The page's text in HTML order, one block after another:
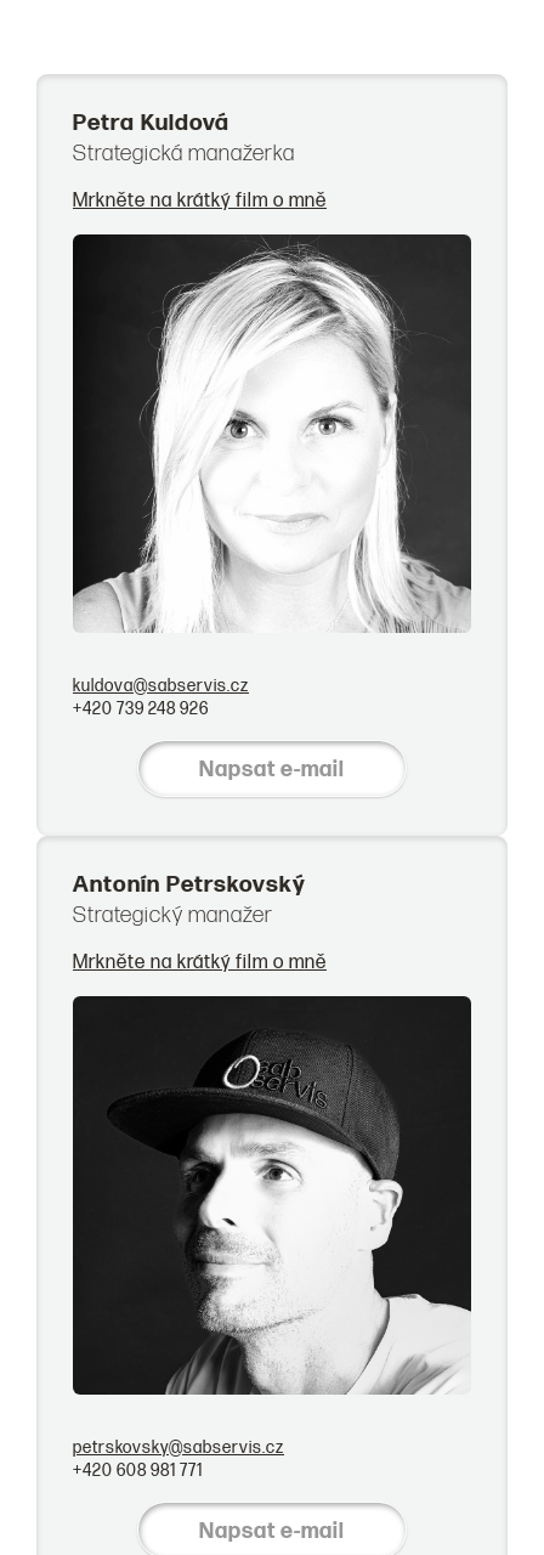
Petra Kuldová
Strategická manažerka
Mrkněte na krátký film o mně
kuldova@sabservis.cz
+420 739 248 926
Napsat e-mail
Antonín Petrskovský
Strategický manažer
Mrkněte na krátký film o mně
petrskovsky@sabservis.cz
+420 608 981 771
Napsat e-mail